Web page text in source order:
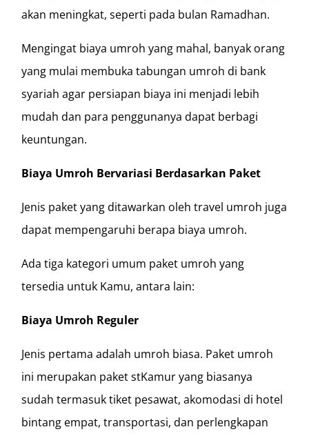
akan meningkat, seperti pada bulan Ramadhan.
Mengingat biaya umroh yang mahal, banyak orang
yang mulai membuka tabungan umroh di bank
syariah agar persiapan biaya ini menjadi lebih
mudah dan para penggunanya dapat berbagi
keuntungan.
Biaya Umroh Bervariasi Berdasarkan Paket
Jenis paket yang ditawarkan oleh travel umroh juga
dapat mempengaruhi berapa biaya umroh.
Ada tiga kategori umum paket umroh yang
tersedia untuk Kamu, antara lain:
Biaya Umroh Reguler
Jenis pertama adalah umroh biasa. Paket umroh
ini merupakan paket stKamur yang biasanya
sudah termasuk tiket pesawat, akomodasi di hotel
bintang empat, transportasi, dan perlengkapan